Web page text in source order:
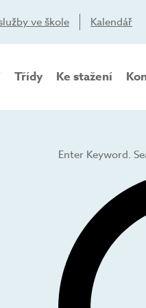
ve škole Kalendář
Třídy Ke stažení
pro
hledání
zobrazení
Enter Keyword.